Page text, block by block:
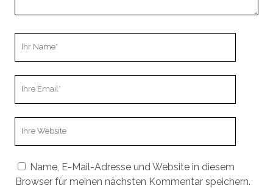
Name, E-Mail-Adresse und Website in diesem
Browser für meinen nächsten Kommentar speichern.